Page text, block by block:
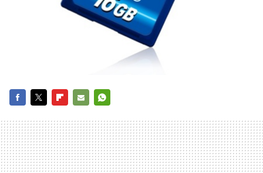
MAIL